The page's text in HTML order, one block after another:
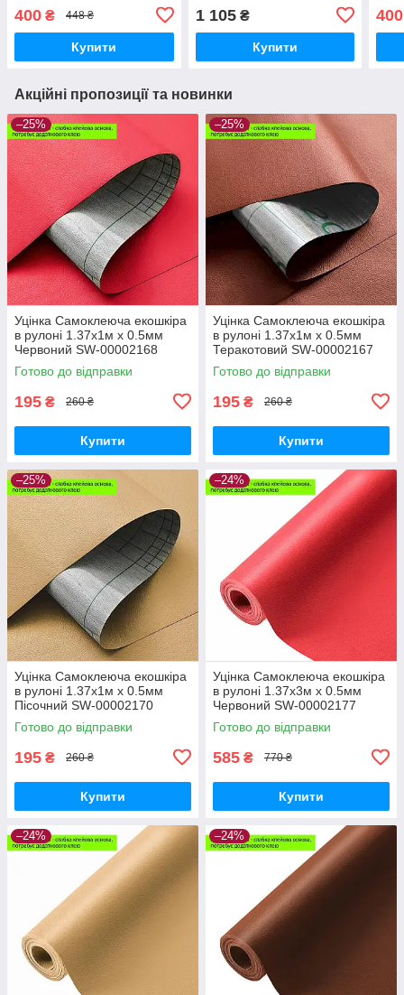
400 ₴ 448 ₴
Купити
1 105₴
Купити
400
Акційні пропозиції та новинки
–25%
Уцінка Самоклеюча екошкіра
в рулоні 1.37х1м х 0.5мм
Червоний SW-00002168
Готово до відправки
195 ₴ 260 ₴
Купити
–25%
Уцінка Самоклеюча екошкіра
в рулоні 1.37х1м х 0.5мм
Теракотовий SW-00002167
Готово до відправки
195 ₴ 260 ₴
Купити
–25%
Уцінка Самоклеюча екошкіра
в рулоні 1.37х1м х 0.5мм
Пісочний SW-00002170
Готово до відправки
195 ₴ 260 ₴
Купити
–24%
Уцінка Самоклеюча екошкіра
в рулоні 1.37х3м х 0.5мм
Червоний SW-00002177
Готово до відправки
585 ₴ 770 ₴
Купити
–24% –24%